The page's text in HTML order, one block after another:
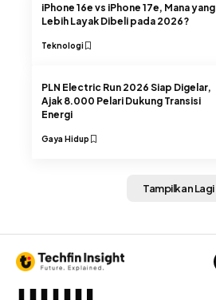
iPhone 16e vs iPhone 17e, Mana yang
Lebih Layak Dibeli pada 2026?
Teknologi
PLN Electric Run 2026 Siap Digelar,
Ajak 8.000 Pelari Dukung Transisi
Energi
Gaya Hidup
Tampilkan Lagi